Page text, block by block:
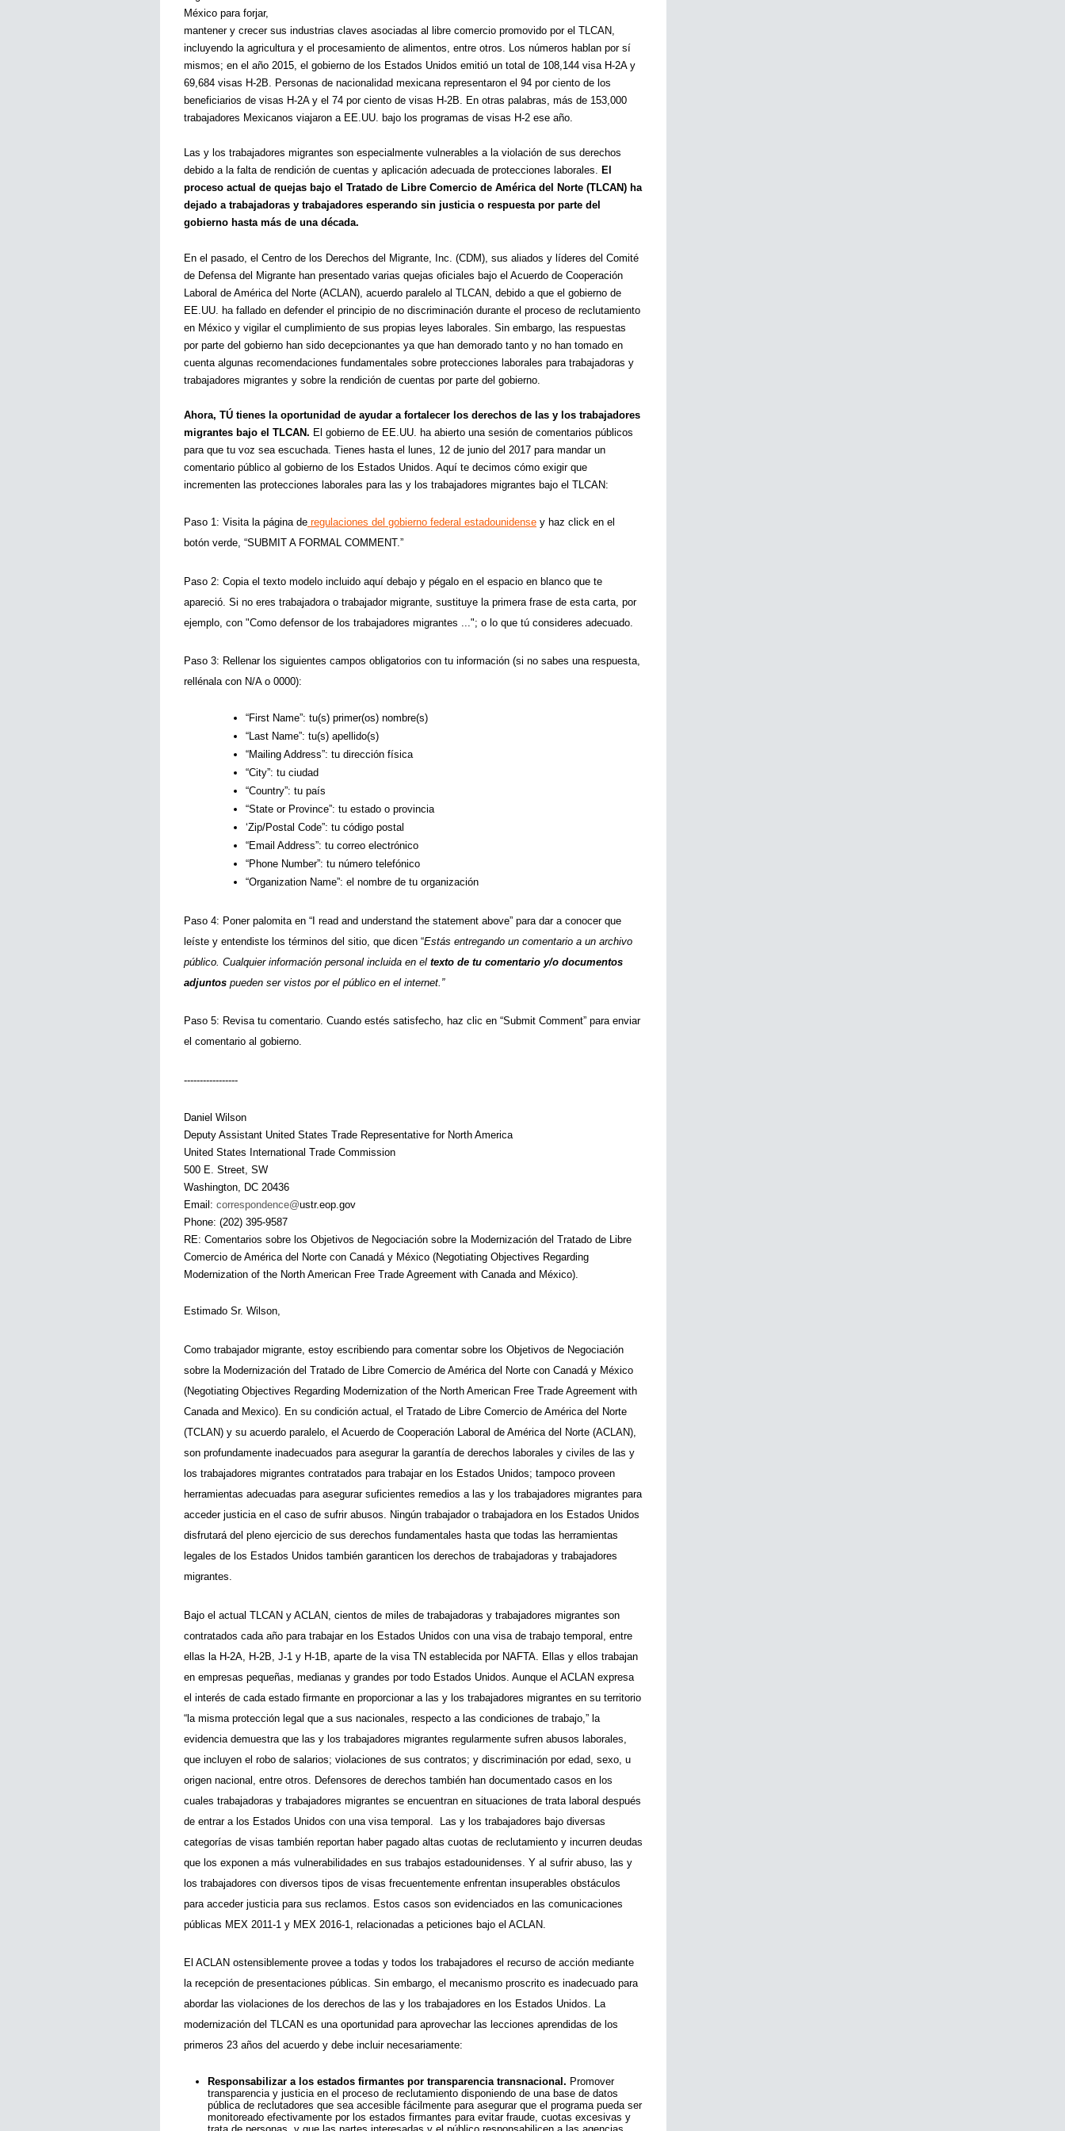
d
a
n
c
i
a
d
e
e
c
l
u
m
i
e
n
t
o
México para forjar,
mantener y crecer sus industrias claves asociadas al libre comercio promovido por el TLCAN,
incluyendo la agricultura y el procesamiento de alimentos, entre otros. Los números hablan por sí
mismos; en el año 2015, el gobierno de los Estados Unidos emitió un total de 108,144 visa H-2A y
69,684 visas H-2B. Personas de nacionalidad mexicana representaron el 94 por ciento de los
beneficiarios de visas H-2A y el 74 por ciento de visas H-2B. En otras palabras, más de 153,000
trabajadores Mexicanos viajaron a EE.UU. bajo los programas de visas H-2 ese año.
Las y los trabajadores migrantes son especialmente vulnerables a la violación de sus derechos
debido a la falta de rendición de cuentas y aplicación adecuada de protecciones laborales. El
proceso actual de quejas bajo el Tratado de Libre Comercio de América del Norte (TLCAN) ha
dejado a trabajadoras y trabajadores esperando sin justicia o respuesta por parte del
gobierno hasta más de una década.
En el pasado, el Centro de los Derechos del Migrante, Inc. (CDM), sus aliados y líderes del Comité
de Defensa del Migrante han presentado varias quejas oficiales bajo el Acuerdo de Cooperación
Laboral de América del Norte (ACLAN), acuerdo paralelo al TLCAN, debido a que el gobierno de
EE.UU. ha fallado en defender el principio de no discriminación durante el proceso de reclutamiento
en México y vigilar el cumplimiento de sus propias leyes laborales. Sin embargo, las respuestas
por parte del gobierno han sido decepcionantes ya que han demorado tanto y no han tomado en
cuenta algunas recomendaciones fundamentales sobre protecciones laborales para trabajadoras y
trabajadores migrantes y sobre la rendición de cuentas por parte del gobierno.
Ahora, TÚ tienes la oportunidad de ayudar a fortalecer los derechos de las y los trabajadores
migrantes bajo el TLCAN. El gobierno de EE.UU. ha abierto una sesión de comentarios públicos
para que tu voz sea escuchada. Tienes hasta el lunes, 12 de junio del 2017 para mandar un
comentario público al gobierno de los Estados Unidos. Aquí te decimos cómo exigir que
incrementen las protecciones laborales para las y los trabajadores migrantes bajo el TLCAN:
Paso 1: Visita la página de regulaciones del gobierno federal estadounidense y haz click en el
botón verde, “SUBMIT A FORMAL COMMENT.”
Paso 2: Copia el texto modelo incluido aquí debajo y pégalo en el espacio en blanco que te
apareció. Si no eres trabajadora o trabajador migrante, sustituye la primera frase de esta carta, por
ejemplo, con "Como defensor de los trabajadores migrantes ..."; o lo que tú consideres adecuado.
Paso 3: Rellenar los siguientes campos obligatorios con tu información (si no sabes una respuesta,
rellénala con N/A o 0000):
“First Name”: tu(s) primer(os) nombre(s)
“Last Name”: tu(s) apellido(s)
“Mailing Address”: tu dirección física
“City”: tu ciudad
“Country”: tu país
“State or Province”: tu estado o provincia
‘Zip/Postal Code”: tu código postal
“Email Address”: tu correo electrónico
“Phone Number”: tu número telefónico
“Organization Name”: el nombre de tu organización
Paso 4: Poner palomita en “I read and understand the statement above” para dar a conocer que
leíste y entendiste los términos del sitio, que dicen “Estás entregando un comentario a un archivo
público. Cualquier información personal incluida en el texto de tu comentario y/o documentos
adjuntos pueden ser vistos por el público en el internet.”
Paso 5: Revisa tu comentario. Cuando estés satisfecho, haz clic en “Submit Comment” para enviar
el comentario al gobierno.
-----------------
Daniel Wilson
Deputy Assistant United States Trade Representative for North America
United States International Trade Commission
500 E. Street, SW
Washington, DC 20436
Email: correspondence@ustr.eop.gov
Phone: (202) 395-9587
RE: Comentarios sobre los Objetivos de Negociación sobre la Modernización del Tratado de Libre
Comercio de América del Norte con Canadá y México (Negotiating Objectives Regarding
Modernization of the North American Free Trade Agreement with Canada and México).
Estimado Sr. Wilson,
Como trabajador migrante, estoy escribiendo para comentar sobre los Objetivos de Negociación
sobre la Modernización del Tratado de Libre Comercio de América del Norte con Canadá y México
(Negotiating Objectives Regarding Modernization of the North American Free Trade Agreement with
Canada and Mexico). En su condición actual, el Tratado de Libre Comercio de América del Norte
(TCLAN) y su acuerdo paralelo, el Acuerdo de Cooperación Laboral de América del Norte (ACLAN),
son profundamente inadecuados para asegurar la garantía de derechos laborales y civiles de las y
los trabajadores migrantes contratados para trabajar en los Estados Unidos; tampoco proveen
herramientas adecuadas para asegurar suficientes remedios a las y los trabajadores migrantes para
acceder justicia en el caso de sufrir abusos. Ningún trabajador o trabajadora en los Estados Unidos
disfrutará del pleno ejercicio de sus derechos fundamentales hasta que todas las herramientas
legales de los Estados Unidos también garanticen los derechos de trabajadoras y trabajadores
migrantes.
Bajo el actual TLCAN y ACLAN, cientos de miles de trabajadoras y trabajadores migrantes son
contratados cada año para trabajar en los Estados Unidos con una visa de trabajo temporal, entre
ellas la H-2A, H-2B, J-1 y H-1B, aparte de la visa TN establecida por NAFTA. Ellas y ellos trabajan
en empresas pequeñas, medianas y grandes por todo Estados Unidos. Aunque el ACLAN expresa
el interés de cada estado firmante en proporcionar a las y los trabajadores migrantes en su territorio
“la misma protección legal que a sus nacionales, respecto a las condiciones de trabajo,” la
evidencia demuestra que las y los trabajadores migrantes regularmente sufren abusos laborales,
que incluyen el robo de salarios; violaciones de sus contratos; y discriminación por edad, sexo, u
origen nacional, entre otros. Defensores de derechos también han documentado casos en los
cuales trabajadoras y trabajadores migrantes se encuentran en situaciones de trata laboral después
de entrar a los Estados Unidos con una visa temporal.  Las y los trabajadores bajo diversas
categorías de visas también reportan haber pagado altas cuotas de reclutamiento y incurren deudas
que los exponen a más vulnerabilidades en sus trabajos estadounidenses. Y al sufrir abuso, las y
los trabajadores con diversos tipos de visas frecuentemente enfrentan insuperables obstáculos
para acceder justicia para sus reclamos. Estos casos son evidenciados en las comunicaciones
públicas MEX 2011-1 y MEX 2016-1, relacionadas a peticiones bajo el ACLAN.
El ACLAN ostensiblemente provee a todas y todos los trabajadores el recurso de acción mediante
la recepción de presentaciones públicas. Sin embargo, el mecanismo proscrito es inadecuado para
abordar las violaciones de los derechos de las y los trabajadores en los Estados Unidos. La
modernización del TLCAN es una oportunidad para aprovechar las lecciones aprendidas de los
primeros 23 años del acuerdo y debe incluir necesariamente:
Responsabilizar a los estados firmantes por transparencia transnacional. Promover
transparencia y justicia en el proceso de reclutamiento disponiendo de una base de datos
pública de reclutadores que sea accesible fácilmente para asegurar que el programa pueda ser
monitoreado efectivamente por los estados firmantes para evitar fraude, cuotas excesivas y